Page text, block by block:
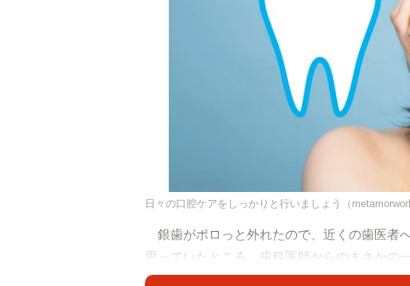
日々の口腔ケアをしっかりと行いましょう（
銀歯がポロっと外れたので、近くの歯医者
思っていたところ、歯科医師からのまさかの一